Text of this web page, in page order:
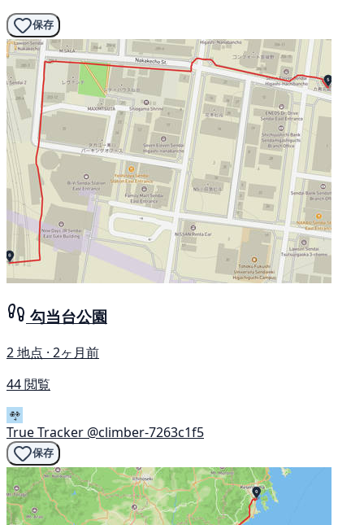
保存
勾当台公園
2 地点 · 2ヶ月前
44 閲覧
True Tracker @climber-7263c1f5
保存